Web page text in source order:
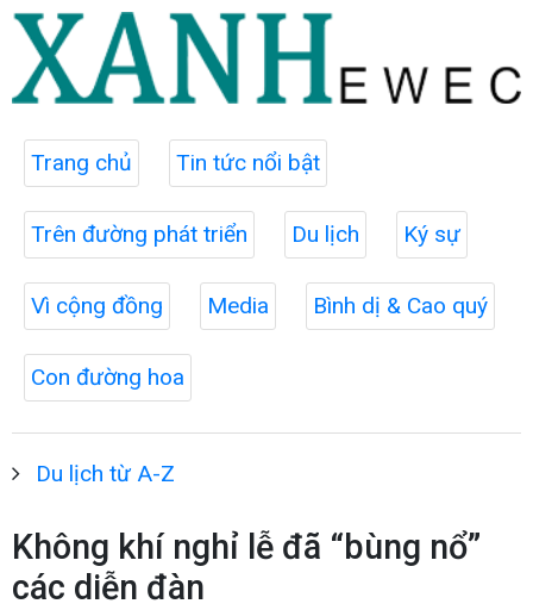
Trang chủ Tin tức nổi bật
Trên đường phát triển Du lịch Ký sự
Vì cộng đồng Media Bình dị & Cao quý
Con đường hoa
Du lịch từ A-Z
Không khí nghỉ lễ đã “bùng nổ”
các diễn đàn